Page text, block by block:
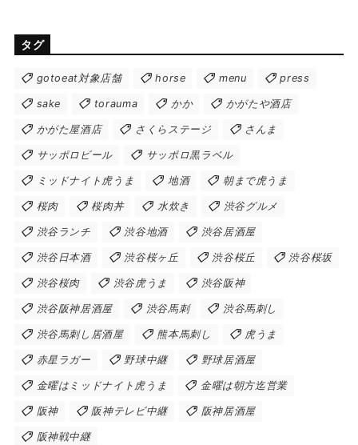
タグ
gotoeat対象店舗 horse menu press
sake torauma かか かがたや酒店
かがた屋酒店 さくらステージ さんま
サッポロビール サッポロ黒ラベル
ミッドナイト虎うま 地酒 朝まで虎うま
桜肉 桜肉丼 水炊き 渋谷グルメ
渋谷ランチ 渋谷地酒 渋谷居酒屋
渋谷日本酒 渋谷桜ヶ丘 渋谷桜丘 渋谷桜坂
渋谷桜肉 渋谷虎うま 渋谷阪神
渋谷阪神居酒屋 渋谷馬刺 渋谷馬刺し
渋谷馬刺し居酒屋 熊本馬刺し 虎うま
赤星ラガー 野球中継 野球居酒屋
金曜はミッドナイト虎うま 金曜は朝方迄営業
阪神 阪神テレビ中継 阪神居酒屋
阪神戦中継